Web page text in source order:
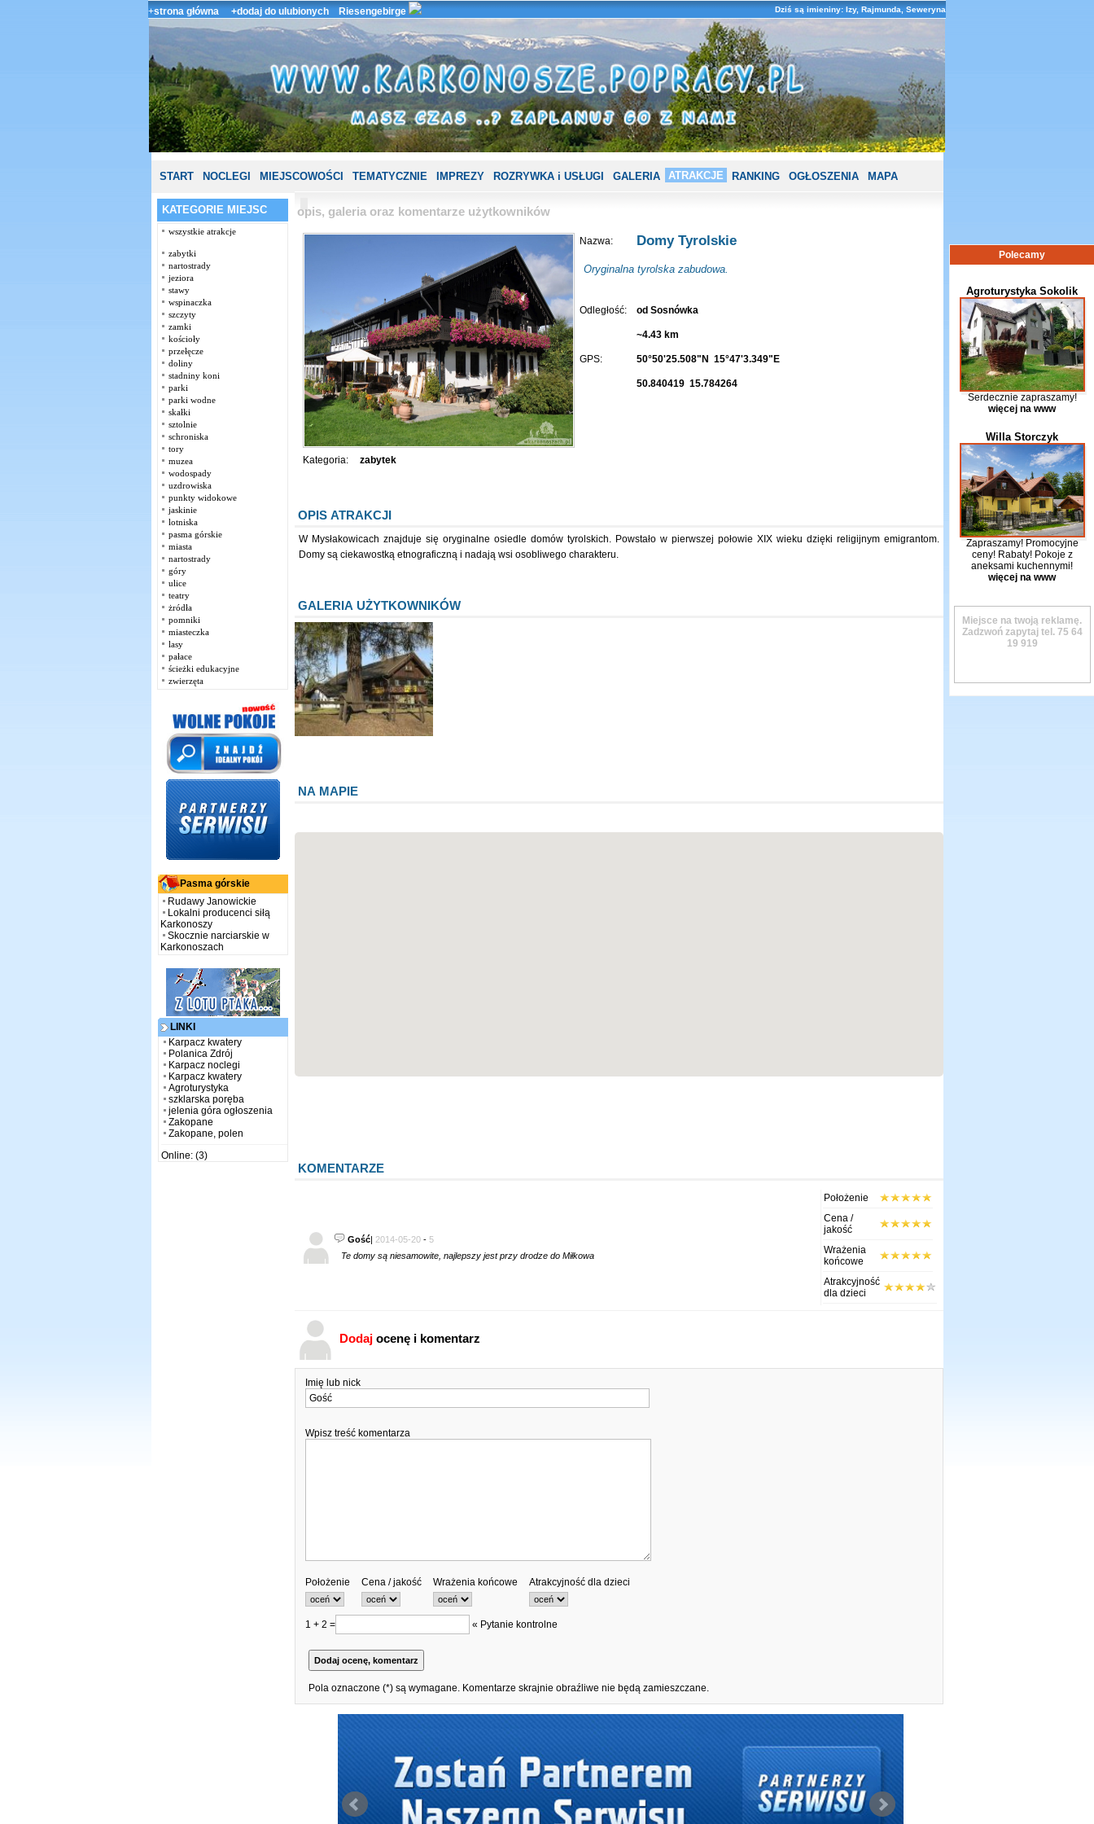
+strona główna +dodaj do ulubionych Riesengebirge Dziś są imieniny: Izy, Rajmunda, Seweryna
START NOCLEGI MIEJSCOWOŚCI TEMATYCZNIE IMPREZY ROZRYWKA i USŁUGI GALERIA ATRAKCJE RANKING OGŁOSZENIA MAPA
KATEGORIE MIEJSC
wszystkie atrakcje
zabytki
nartostrady
jeziora
stawy
wspinaczka
szczyty
zamki
kościoły
przełęcze
doliny
stadniny koni
parki
parki wodne
skałki
sztolnie
schroniska
tory
muzea
wodospady
uzdrowiska
punkty widokowe
jaskinie
lotniska
pasma górskie
miasta
nartostrady
góry
ulice
teatry
żródła
pomniki
miasteczka
lasy
pałace
ścieżki edukacyjne
zwierzęta
Pasma górskie
Rudawy Janowickie
Lokalni producenci siłą
Karkonoszy
Skocznie narciarskie w
Karkonoszach
LINKI
Karpacz kwatery
Polanica Zdrój
Karpacz noclegi
Karpacz kwatery
Agroturystyka
szklarska poręba
jelenia góra ogłoszenia
Zakopane
Zakopane, polen
Online: (3)
opis, galeria oraz komentarze użytkowników
Nazwa: Domy Tyrolskie
Oryginalna tyrolska zabudowa.
Odległość: od Sosnówka
~4.43 km
GPS: 50°50'25.508"N 15°47'3.349"E
50.840419 15.784264
Kategoria: zabytek
OPIS ATRAKCJI
W Mysłakowicach znajduje się oryginalne osiedle domów tyrolskich. Powstało w pierwszej połowie XIX wieku dzięki religijnym emigrantom.
Domy są ciekawostką etnograficzną i nadają wsi osobliwego charakteru.
GALERIA UŻYTKOWNIKÓW
NA MAPIE
KOMENTARZE
Gość| 2014-05-20- 5
Te domy są niesamowite, najlepszy jest przy drodze do Miłkowa
Położenie
Cena /
jakość
Wrażenia
końcowe
Atrakcyjność
dla dzieci
Dodajocenę i komentarz
Imię lub nick
Wpisz treść komentarza
Położenie Cena / jakość Wrażenia końcowe Atrakcyjność dla dzieci
1 + 2 = « Pytanie kontrolne
Pola oznaczone (*) są wymagane. Komentarze skrajnie obraźliwe nie będą zamieszczane.
Polecamy
Agroturystyka Sokolik
Serdecznie zapraszamy!
więcej na www
Willa Storczyk
Zapraszamy! Promocyjne
ceny! Rabaty! Pokoje z
aneksami kuchennymi!
więcej na www
Miejsce na twoją reklamę.
Zadzwoń zapytaj tel. 75 64
19 919